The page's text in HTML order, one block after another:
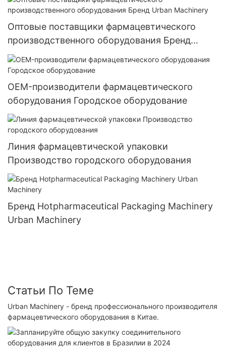
Оптовые поставщики фармацевтического
производственного оборудования Бренд
Urban Machinery
OEM-производители фармацевтического
оборудования Городское оборудование
Линия фармацевтической упаковки
Производство городского оборудования
Бренд Hotpharmaceutical Packaging Machinery
Urban Machinery
Статьи По Теме
Urban Machinery - бренд профессионального производителя
фармацевтического оборудования в Китае.